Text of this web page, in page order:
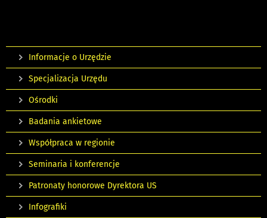
Informacje o Urzędzie
Specjalizacja Urzędu
Ośrodki
Badania ankietowe
Współpraca w regionie
Seminaria i konferencje
Patronaty honorowe Dyrektora US
Infografiki